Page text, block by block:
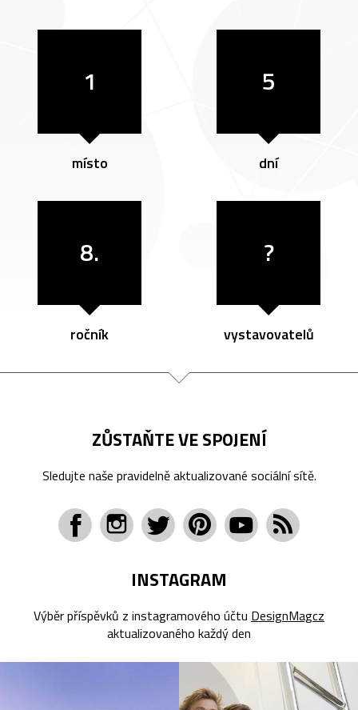
1
místo
5
dní
8.
ročník
?
vystavovatelů
ZŮSTAŇTE VE SPOJENÍ
Sledujte naše pravidelně aktualizované sociální sítě.
INSTAGRAM
Výběr příspěvků z instagramového účtu DesignMagcz
aktualizovaného každý den